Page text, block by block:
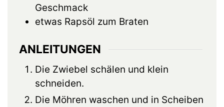
Geschmack
etwas Rapsöl zum Braten
ANLEITUNGEN
Die Zwiebel schälen und klein
schneiden.
Die Möhren waschen und in Scheiben